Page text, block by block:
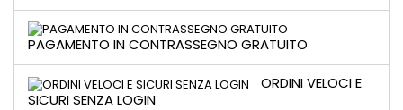
PAGAMENTO IN CONTRASSEGNO GRATUITO
ORDINI VELOCI E
SICURI SENZA LOGIN